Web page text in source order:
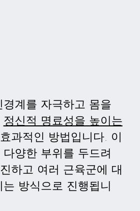
계를 자극하고 몸을
정신적 명료성을 높이는
과적인 방법입니다. 이
양한 부위를 두드려
하고 여러 근육군에 대
방식으로 진행됩니